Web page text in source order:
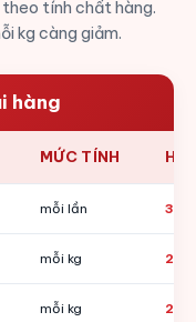
tính chất hàng.
kg càng giảm.
hàng
MỨC TÍNH
mỗi lần
mỗi kg
mỗi kg